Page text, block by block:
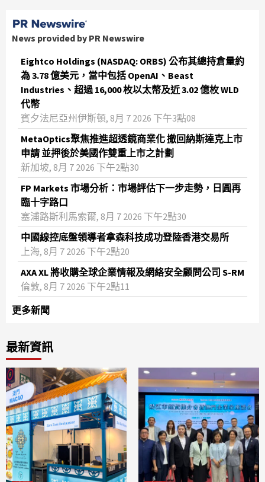
News provided by PR Newswire
Eightco Holdings (NASDAQ: ORBS) 公布其總持倉量約
為 3.78 億美元，當中包括 OpenAI、Beast
Industries、超過 16,000 枚以太幣及近 3.02 億枚 WLD
代幣
賓夕法尼亞州伊斯頓, 8月 7 2026 下午3點08
MetaOptics聚焦推進超透鏡商業化 撤回納斯達克上市
申請 並押後於美國作雙重上市之計劃
新加坡, 8月 7 2026 下午2點30
FP Markets 市場分析：市場評估下一步走勢，日圓再
臨十字路口
塞浦路斯利馬索爾, 8月 7 2026 下午2點30
中國線控底盤領導者拿森科技成功登陸香港交易所
上海, 8月 7 2026 下午2點20
AXA XL 將收購全球企業情報及網絡安全顧問公司 S-RM
倫敦, 8月 7 2026 下午2點11
更多新聞
最新資訊